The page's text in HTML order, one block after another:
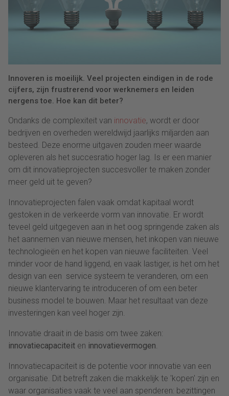
Innoveren is moeilijk. Veel projecten eindigen in de rode
cijfers, zijn frustrerend voor werknemers en leiden
nergens toe. Hoe kan dit beter?
Ondanks de complexiteit van innovatie, wordt er door
bedrijven en overheden wereldwijd jaarlijks miljarden aan
besteed. Deze enorme uitgaven zouden meer waarde
opleveren als het succesratio hoger lag. Is er een manier
om dit innovatieprojecten succesvoller te maken zonder
meer geld uit te geven?
Innovatieprojecten falen vaak omdat kapitaal wordt
gestoken in de verkeerde vorm van innovatie. Er wordt
teveel geld uitgegeven aan in het oog springende zaken als
het aannemen van nieuwe mensen, het inkopen van nieuwe
technologieën en het kopen van nieuwe faciliteiten. Veel
minder voor de hand liggend, en vaak lastiger, is het om het
design van een service systeem te veranderen, om een
nieuwe klantervaring te introduceren of om een beter
business model te bouwen. Maar het resultaat van deze
investeringen kan veel hoger zijn.
Innovatie draait in de basis om twee zaken:
innovatiecapaciteit en innovatievermogen.
Innovatiecapaciteit is de potentie voor innovatie van een
organisatie. Dit betreft zaken die makkelijk te 'kopen' zijn en
waar organisaties vaak te veel aan spenderen: bezittingen